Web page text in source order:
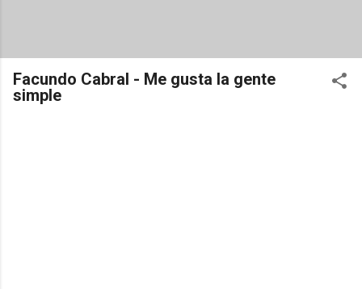
Facundo Cabral - Me gusta la gente
simple